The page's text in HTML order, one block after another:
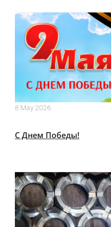
8 May 2026
С Днем Победы!